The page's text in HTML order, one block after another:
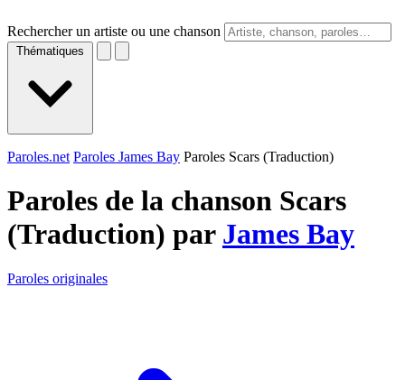
Rechercher un artiste ou une chanson
Thématiques
Paroles.net Paroles James Bay Paroles Scars (Traduction)
Paroles de la chanson Scars
(Traduction) par James Bay
Paroles originales